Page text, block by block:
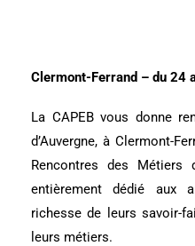
Clermont-Ferrand – du 24
La CAPEB vous donne
d’Auvergne, à Clermont-
Rencontres des Métiers
entièrement dédié aux
richesse de leurs savoir-
leurs métiers.